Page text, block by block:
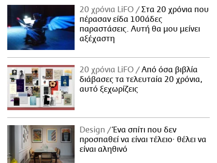
20 χρόνια LiFO
Στα 20 χρόνια που
πέρασαν είδα 100άδες
παραστάσεις. Αυτή θα μου μείνει
αξέχαστη
20 χρόνια LiFO
Από όσα βιβλία
διάβασες τα τελευταία 20 χρόνια,
αυτό ξεχωρίζεις
Design
Ένα σπίτι που δεν
προσπαθεί να είναι τέλειο· θέλει να
είναι αληθινό